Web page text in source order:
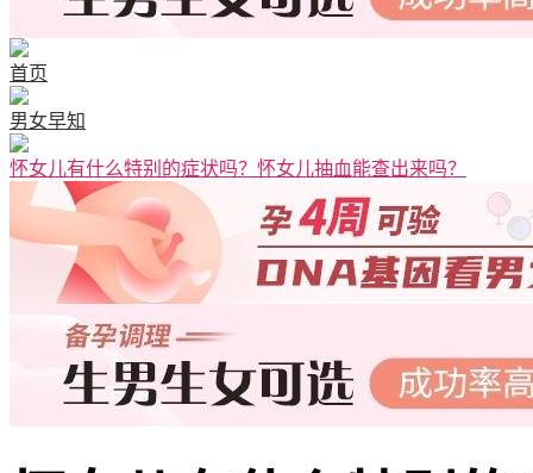
首页
男女早知
怀女儿有什么特别的症状吗？怀女儿抽血能查出来吗？